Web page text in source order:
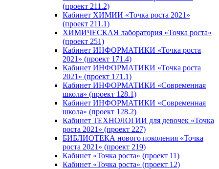
(проект 211.2)
Кабинет ХИМИИ «Точка роста 2021»
(проект 211.1)
ХИМИЧЕСКАЯ лаборатория «Точка роста»
(проект 251)
Кабинет ИНФОРМАТИКИ «Точка роста
2021» (проект 171.4)
Кабинет ИНФОРМАТИКИ «Точка роста
2021» (проект 171.1)
Кабинет ИНФОРМАТИКИ «Современная
школа» (проект 128.1)
Кабинет ИНФОРМАТИКИ «Современная
школа» (проект 128.2)
Кабинет ТЕХНОЛОГИИ для девочек «Точка
роста 2021» (проект 227)
БИБЛИОТЕКА нового поколения «Точка
роста 2021» (проект 219)
Кабинет «Точка роста» (проект 11)
Кабинет «Точка роста» (проект 12)